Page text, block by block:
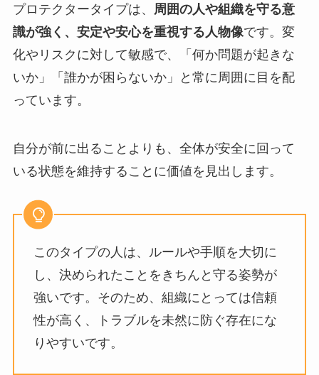
プロテクタータイプは、
周囲の人や組織を守る意
識が強く、安定や安心を重視する人物像です。変
化やリスクに対して敏感で、「何か問題が起きな
いか」「誰かが困らないか」と常に周囲に目を配
っています。
自分が前に出ることよりも、全体が安全に回って
いる状態を維持することに価値を見出します。
このタイプの人は、ルールや手順を大切に
し、決められたことをきちんと守る姿勢が
強いです。そのため、組織にとっては信頼
性が高く、トラブルを未然に防ぐ存在にな
りやすいです。